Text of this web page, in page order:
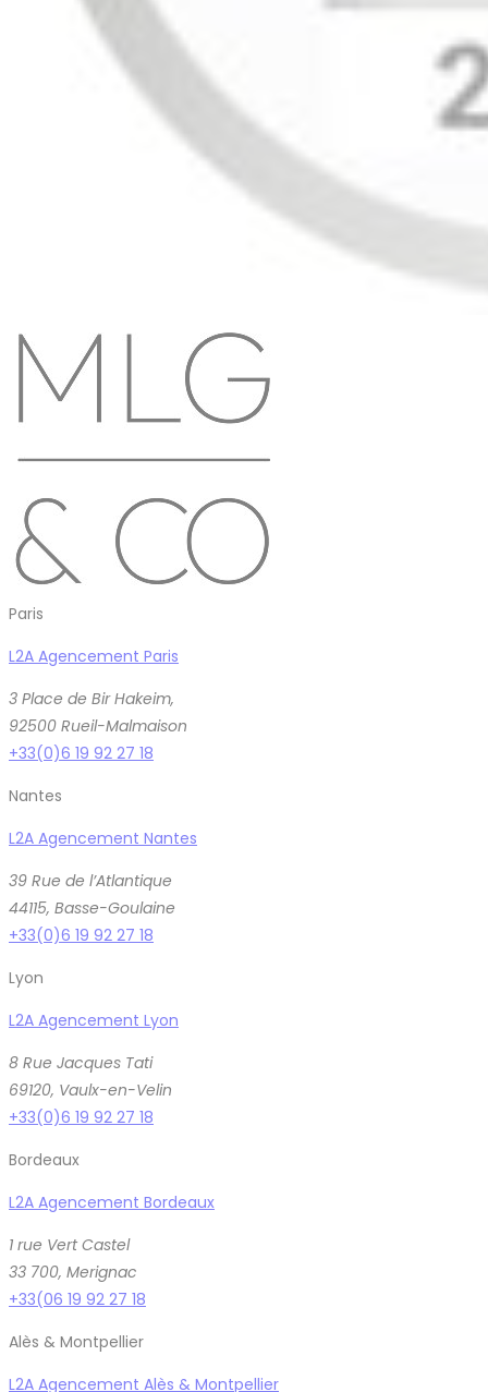
Paris
L2A Agencement Paris
3 Place de Bir Hakeim,
92500 Rueil-Malmaison
+33(0)6 19 92 27 18
Nantes
L2A Agencement Nantes
39 Rue de l’Atlantique
44115, Basse-Goulaine
+33(0)6 19 92 27 18
Lyon
L2A Agencement Lyon
8 Rue Jacques Tati
69120, Vaulx-en-Velin
+33(0)6 19 92 27 18
Bordeaux
L2A Agencement Bordeaux
1 rue Vert Castel
33 700, Merignac
+33(06 19 92 27 18
Alès & Montpellier
L2A Agencement Alès & Montpellier